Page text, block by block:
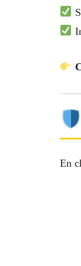
En